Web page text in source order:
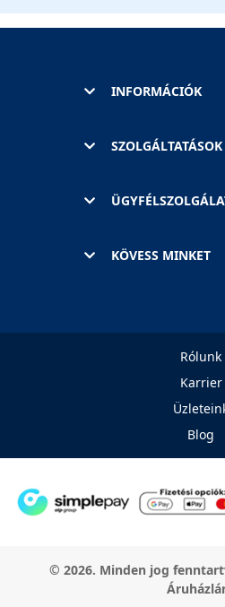
INFORMÁCIÓK
SZOLGÁLTATÁSOK
KÖVESS MINKET
Rólunk
Karrier
Blog
© 2026. Minden jog